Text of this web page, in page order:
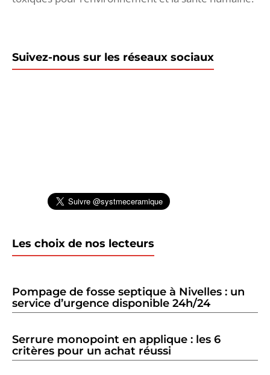
Suivez-nous sur les réseaux sociaux
Les choix de nos lecteurs
Pompage de fosse septique à Nivelles : un
service d’urgence disponible 24h/24
Serrure monopoint en applique : les 6
critères pour un achat réussi